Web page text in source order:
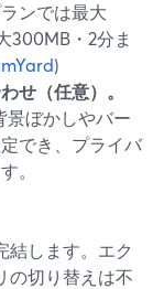
ンでは最大
300MB・2分ま
)
せ（任意）。
景ぼかしやバー
でき、プライバ
。
結します。エク
の切り替えは不